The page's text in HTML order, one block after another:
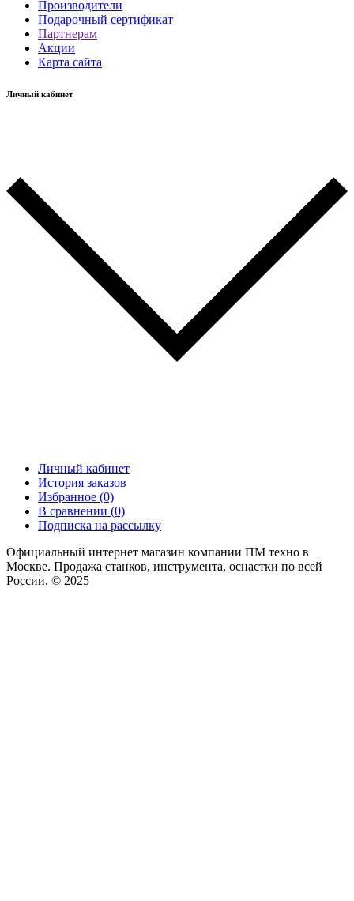
Производители
Подарочный сертификат
Партнерам
Акции
Карта сайта
Личный кабинет
Личный кабинет
История заказов
Избранное (0)
В сравнении (0)
Подписка на рассылку
Официальный интернет магазин компании ПМ техно в
Москве. Продажа станков, инструмента, оснастки по всей
России. © 2025